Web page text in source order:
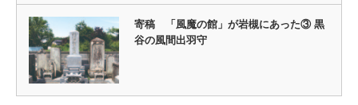
寄稿 「風魔の館」が岩槻にあった③ 黒
谷の風間出羽守